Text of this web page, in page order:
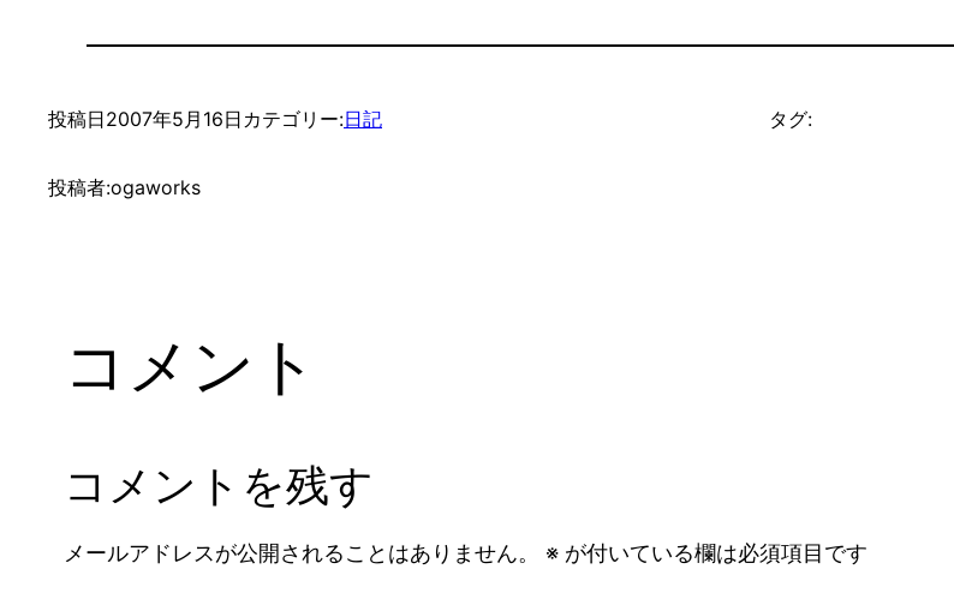
投稿日2007年5月16日 カテゴリー:日記
投稿者:ogaworks
タグ:
コメント
コメントを残す
メールアドレスが公開されることはありません。 ※ が付いている欄は必須項目です